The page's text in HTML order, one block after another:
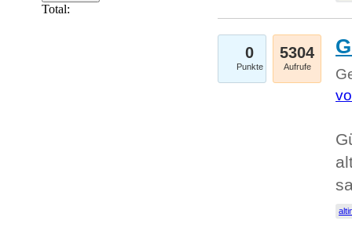
Total:
0
Punkte
5304
Aufrufe